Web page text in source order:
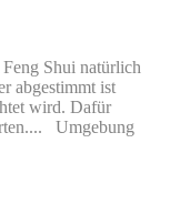
Shui natürlich
abgestimmt ist
wird. Dafür
Umgebung